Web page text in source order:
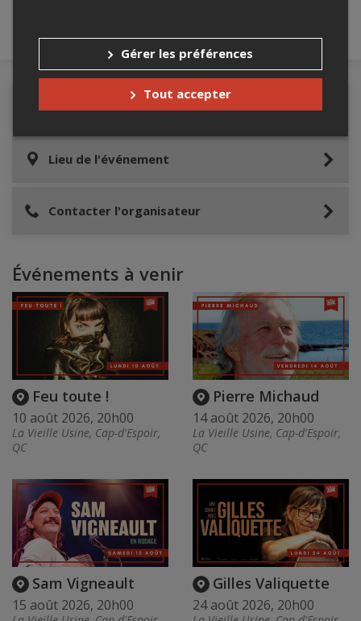
Détails de l'événement
Lieu de l'événement
Contacter l'organisateur
Événements à venir
Feu toute !
10 août 2026, 20h00
La Vieille Usine, Cap-d'Espoir,
QC
Pierre Michaud
14 août 2026, 20h00
La Vieille Usine, Cap-d'Espoir,
QC
Sam Vigneault
15 août 2026, 20h00
Gilles Valiquette
24 août 2026, 20h00
Gérer les préférences
Tout accepter